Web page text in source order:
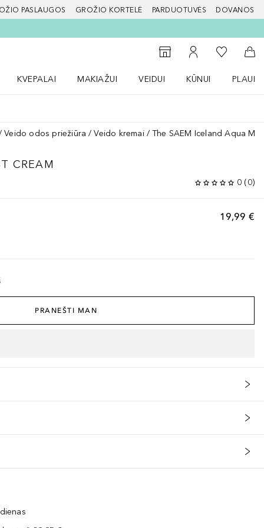
PASLAUGOS GROŽIO KORTELĖ PARDUOTUVĖS DOVANOS
Į parduotuvių paiešką
Į mano paskyrą
Į mano
Į
KVEPALAI
MAKIAŽUI
VEIDUI
KŪNUI
Veido odos priežiūra Veido kremai The SAEM Iceland Aqua
CREAM
0 (0)
19,99 €
PRANEŠTI MAN